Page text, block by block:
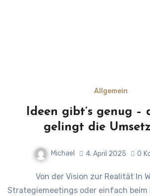
Allgemein
Ideen gibt’s genug –
gelingt die
Michael 4. April 2025 0
Von der Vision zur Realität In Workshops,
Strategiemeetings oder einfach beim